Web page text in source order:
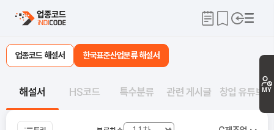
MY
업종코드 해설서 한국표준산업분류 해설서
해설서 HS코드 특수분류 관련 게시글 창업 유튜브